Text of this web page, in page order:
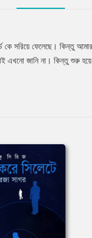
কে সরিয়ে ফেলেছে। কিন্তু
এখনো জানি না। কিন্তু শুরু